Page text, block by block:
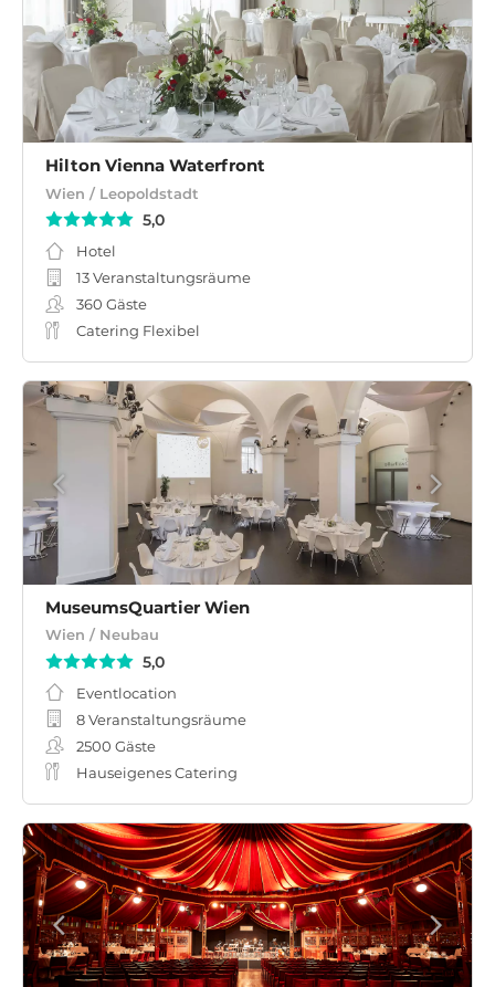
Hilton Vienna Waterfront
Wien / Leopoldstadt
5,0
Hotel
13 Veranstaltungsräume
360 Gäste
Catering Flexibel
MuseumsQuartier Wien
Wien / Neubau
5,0
Eventlocation
8 Veranstaltungsräume
2500 Gäste
Hauseigenes Catering